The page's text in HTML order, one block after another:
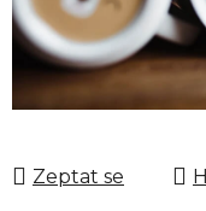
Zeptat se